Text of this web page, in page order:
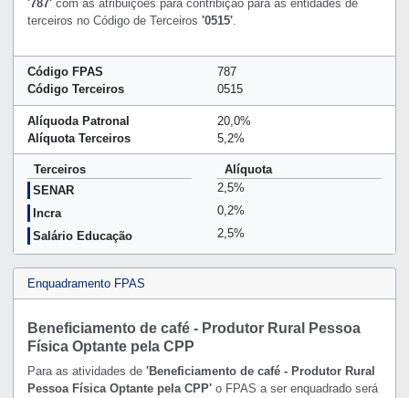
'787'com as atribuições para contribição para as entidades de
terceiros no Código de Terceiros '0515'.
Código FPAS
787
Código Terceiros
0515
Alíquoda Patronal
20,0%
Alíquota Terceiros
5,2%
Terceiros
Alíquota
SENAR
2,5%
Incra
0,2%
Salário Educação
2,5%
Enquadramento FPAS
Beneficiamento de café - Produtor Rural Pessoa
Física Optante pela CPP
Para as atividades de 'Beneficiamento de café - Produtor Rural
Pessoa Física Optante pela CPP'o FPAS a ser enquadrado será